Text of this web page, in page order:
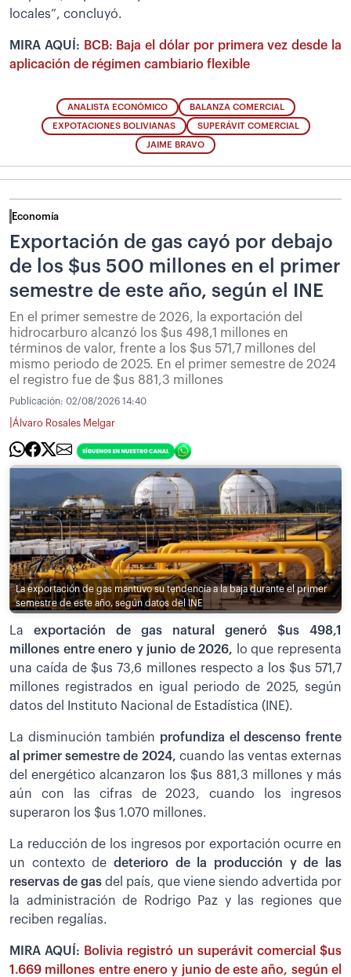
locales”, concluyó.
MIRA AQUÍ: BCB: Baja el dólar por primera vez desde la
aplicación de régimen cambiario flexible
ANALISTA ECONÓMICO BALANZA COMERCIAL
EXPOTACIONES BOLIVIANAS SUPERÁVIT COMERCIAL
JAIME BRAVO
Economía
Exportación de gas cayó por debajo
de los $us 500 millones en el primer
semestre de este año, según el INE
En el primer semestre de 2026, la exportación del
hidrocarburo alcanzó los $us 498,1 millones en
términos de valor, frente a los $us 571,7 millones del
mismo periodo de 2025. En el primer semestre de 2024
el registro fue de $us 881,3 millones
Publicación: 02/08/2026 14:40
Álvaro Rosales Melgar
La exportación de gas mantuvo su tendencia a la baja durante el primer
semestre de este año, según datos del INE
La exportación de gas natural generó $us 498,1
millones entre enero y junio de 2026,
lo que representa
una caída de $us 73,6 millones respecto a los $us 571,7
millones registrados en igual periodo de 2025, según
datos del Instituto Nacional de Estadística (INE).
La disminución también profundiza el descenso frente
al primer semestre de 2024, cuando las ventas externas
del energético alcanzaron los $us 881,3 millones y más
aún con las cifras de 2023, cuando los ingresos
superaron los $us 1.070 millones.
La reducción de los ingresos por exportación ocurre en
un contexto de deterioro de la producción y de las
reservas de gas del país, que viene siendo advertida por
la administración de Rodrigo Paz y las regiones que
reciben regalías.
MIRA AQUÍ: Bolivia registró un superávit comercial $us
1.669 millones entre enero y junio de este año, según el